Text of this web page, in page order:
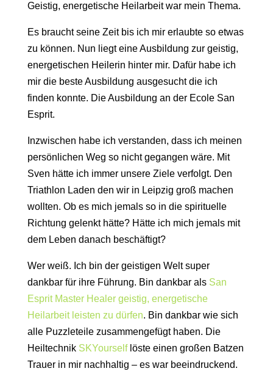
Geistig, energetische Heilarbeit war mein Thema.
Es braucht seine Zeit bis ich mir erlaubte so etwas
zu können. Nun liegt eine Ausbildung zur geistig,
energetischen Heilerin hinter mir. Dafür habe ich
mir die beste Ausbildung ausgesucht die ich
finden konnte. Die Ausbildung an der Ecole San
Esprit.
Inzwischen habe ich verstanden, dass ich meinen
persönlichen Weg so nicht gegangen wäre. Mit
Sven hätte ich immer unsere Ziele verfolgt. Den
Triathlon Laden den wir in Leipzig groß machen
wollten. Ob es mich jemals so in die spirituelle
Richtung gelenkt hätte? Hätte ich mich jemals mit
dem Leben danach beschäftigt?
Wer weiß. Ich bin der geistigen Welt super
dankbar für ihre Führung. Bin dankbar als San
Esprit Master Healer geistig, energetische
Heilarbeit leisten zu dürfen. Bin dankbar wie sich
alle Puzzleteile zusammengefügt haben. Die
Heiltechnik SKYourself löste einen großen Batzen
Trauer in mir nachhaltig – es war beeindruckend.